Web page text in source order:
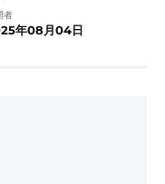
者
年08月04日